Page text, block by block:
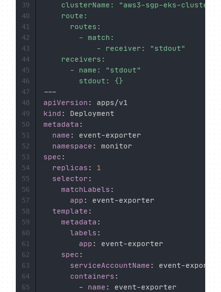
    clusterName: "aws3-sgp-eks-cluster"
    route:
      routes:
        - match:
            - receiver: "stdout"
    receivers:
      - name: "stdout"
        stdout: {}
---
apiVersion :
kind :
metadata :
name : event-exporter
namespace :
spec :
replicas :
1
selector :
matchLabels :
app : event-exporter
template :
metadata :
labels :
app : event-exporter
spec :
serviceAccountName : event-exporter
containers :
-
name : event-exporter
39
40
41
42
43
44
45
46
47
48
49
50
51
52
53
54
55
56
57
58
59
60
61
62
63
64
65